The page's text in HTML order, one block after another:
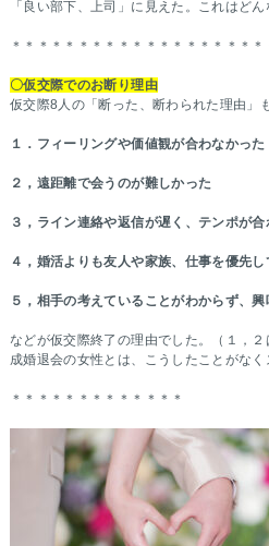
「良い部下、上司」に見えた。これはど
＊＊＊＊＊＊＊＊＊＊＊＊＊＊＊＊＊＊＊
〇仮交際でのお断り理由
仮交際8人の「断った、断わられた理由」
１．フィーリングや価値観が合わなかった
２，遠距離で会うのが難しかった
３，ライン連絡や返信が遅く、テンポが合
４，婚活よりも友人や家族、仕事を優先
５，相手の考えていることがわからず、興
などが仮交際終了の理由でした。（１，２
成婚退会の女性とは、こうしたことがなく
＊＊＊＊＊＊＊＊＊＊＊＊＊